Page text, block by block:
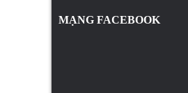
MẠNG FACEBOOK